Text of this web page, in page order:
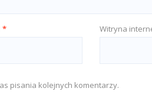
* Witryna
pisania kolejnych komentarzy.